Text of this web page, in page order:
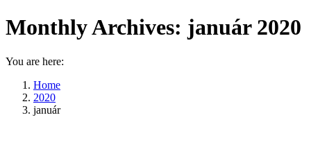
Monthly Archives: január 2020
You are here:
Home
2020
január